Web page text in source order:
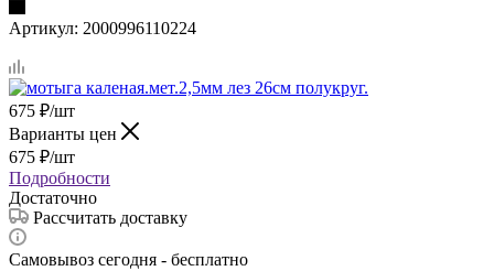
Артикул: 2000996110224
675 ₽/шт
Варианты цен
675 ₽/шт
Подробности
Достаточно
Рассчитать доставку
Самовывоз сегодня - бесплатно